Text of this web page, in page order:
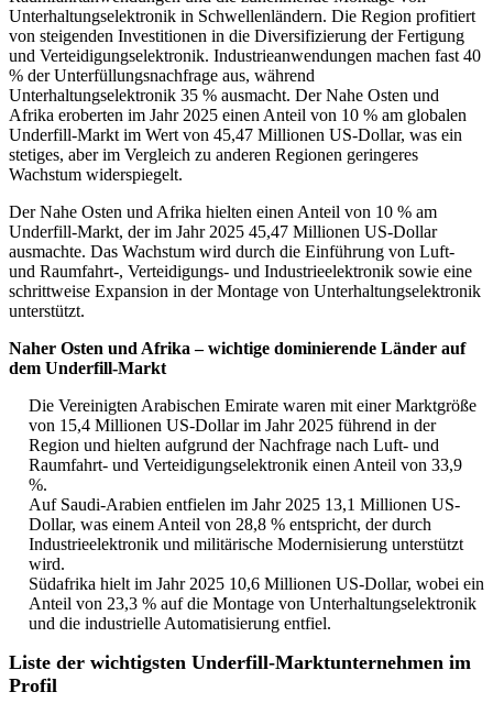
Unterhaltungselektronik in Schwellenländern. Die Region profitiert
von steigenden Investitionen in die Diversifizierung der Fertigung
und Verteidigungselektronik. Industrieanwendungen machen fast 40
% der Unterfüllungsnachfrage aus, während
Unterhaltungselektronik 35 % ausmacht. Der Nahe Osten und
Afrika eroberten im Jahr 2025 einen Anteil von 10 % am globalen
Underfill-Markt im Wert von 45,47 Millionen US-Dollar, was ein
stetiges, aber im Vergleich zu anderen Regionen geringeres
Wachstum widerspiegelt.
Der Nahe Osten und Afrika hielten einen Anteil von 10 % am
Underfill-Markt, der im Jahr 2025 45,47 Millionen US-Dollar
ausmachte. Das Wachstum wird durch die Einführung von Luft-
und Raumfahrt-, Verteidigungs- und Industrieelektronik sowie eine
schrittweise Expansion in der Montage von Unterhaltungselektronik
unterstützt.
Naher Osten und Afrika – wichtige dominierende Länder auf
dem Underfill-Markt
Die Vereinigten Arabischen Emirate waren mit einer Marktgröße
von 15,4 Millionen US-Dollar im Jahr 2025 führend in der
Region und hielten aufgrund der Nachfrage nach Luft- und
Raumfahrt- und Verteidigungselektronik einen Anteil von 33,9
%.
Auf Saudi-Arabien entfielen im Jahr 2025 13,1 Millionen US-
Dollar, was einem Anteil von 28,8 % entspricht, der durch
Industrieelektronik und militärische Modernisierung unterstützt
wird.
Südafrika hielt im Jahr 2025 10,6 Millionen US-Dollar, wobei ein
Anteil von 23,3 % auf die Montage von Unterhaltungselektronik
und die industrielle Automatisierung entfiel.
Liste der wichtigsten Underfill-Marktunternehmen im
Profil